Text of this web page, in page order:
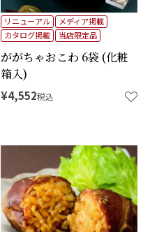
ががちゃおこわ 6袋 (化粧
箱入)
リニューアル
メディア掲載
カタログ掲載
当店限定品
¥4,552税込